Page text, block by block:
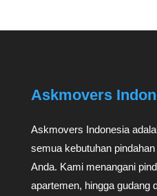
Askmovers
Askmovers Indonesia
semua kebutuhan
Anda. Kami menangani
apartemen, hingga gudang